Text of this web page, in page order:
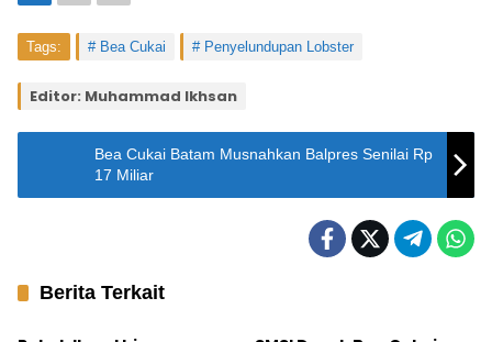
Tags: Bea Cukai Penyelundupan Lobster
Editor: Muhammad Ikhsan
Bea Cukai Batam Musnahkan Balpres Senilai Rp
17 Miliar
Berita Terkait
Batam